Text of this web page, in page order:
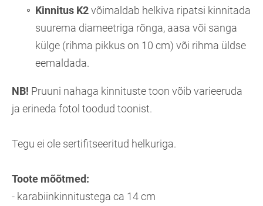
Kinnitus K2võimaldab helkiva ripatsi kinnitada
suurema diameetriga rõnga, aasa või sanga
külge (rihma pikkus on 10 cm) või rihma üldse
eemaldada.
NB! Pruuni nahaga kinnituste toon võib varieeruda
ja erineda fotol toodud toonist.
Tegu ei ole sertifitseeritud helkuriga.
Toote mõõtmed:
- karabiinkinnitustega ca 14 cm